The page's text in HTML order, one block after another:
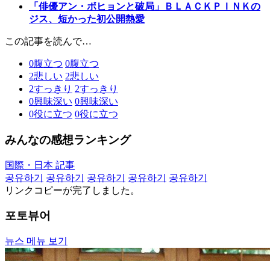
「俳優アン・ボヒョンと破局」ＢＬＡＣＫＰＩＮＫの
ジス、短かった初公開熱愛
この記事を読んで…
0腹立つ 0腹立つ
2悲しい 2悲しい
2すっきり 2すっきり
0興味深い 0興味深い
0役に立つ 0役に立つ
みんなの感想ランキング
国際・日本 記事
공유하기
공유하기 공유하기 공유하기
공유하기
リンクコピーが完了しました。
포토뷰어
뉴스 메뉴 보기